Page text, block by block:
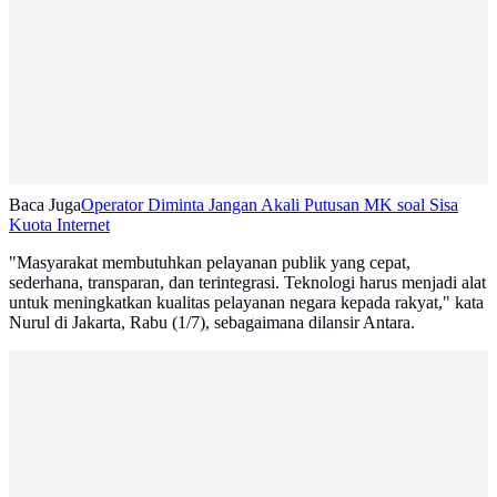
Baca JugaOperator Diminta Jangan Akali Putusan MK soal Sisa
Kuota Internet
"Masyarakat membutuhkan pelayanan publik yang cepat,
sederhana, transparan, dan terintegrasi. Teknologi harus menjadi alat
untuk meningkatkan kualitas pelayanan negara kepada rakyat," kata
Nurul di Jakarta, Rabu (1/7), sebagaimana dilansir Antara.